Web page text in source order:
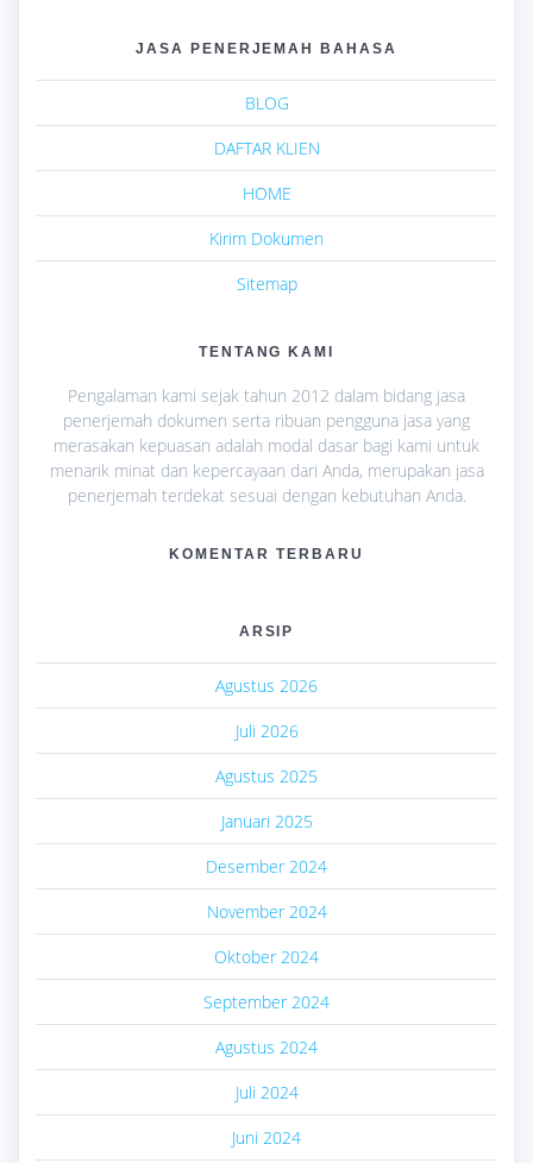
JASA PENERJEMAH BAHASA
BLOG
DAFTAR KLIEN
HOME
Kirim Dokumen
Sitemap
TENTANG KAMI
Pengalaman kami sejak tahun 2012 dalam bidang jasa
penerjemah dokumen serta ribuan pengguna jasa yang
merasakan kepuasan adalah modal dasar bagi kami untuk
menarik minat dan kepercayaan dari Anda, merupakan jasa
penerjemah terdekat sesuai dengan kebutuhan Anda.
KOMENTAR TERBARU
ARSIP
Agustus 2026
Juli 2026
Agustus 2025
Januari 2025
Desember 2024
November 2024
Oktober 2024
September 2024
Agustus 2024
Juli 2024
Juni 2024